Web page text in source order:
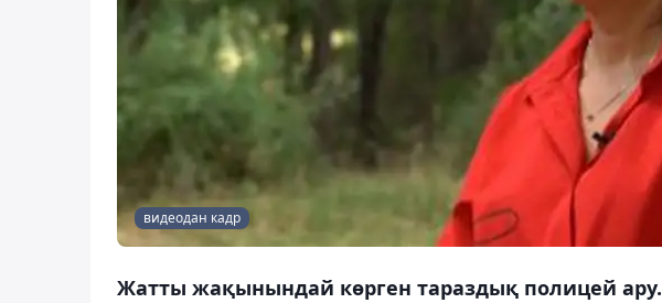
видеодан кадр
Жатты жақынындай көрген тараздық полицей ару.